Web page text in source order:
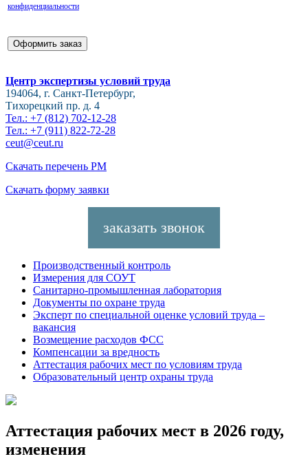
конфиденциальности
Центр экспертизы условий труда
194064, г. Санкт-Петербург,
Тихорецкий пр. д. 4
Тел.: +7 (812) 702-12-28
Тел.: +7 (911) 822-72-28
ceut@ceut.ru
Скачать перечень РМ
Скачать форму заявки
заказать звонок
Производственный контроль
Измерения для СОУТ
Санитарно-промышленная лаборатория
Документы по охране труда
Эксперт по специальной оценке условий труда –
вакансия
Возмещение расходов ФСС
Компенсации за вредность
Аттестация рабочих мест по условиям труда
Образовательный центр охраны труда
Аттестация рабочих мест в 2026 году,
изменения